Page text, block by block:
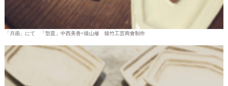
「月函」にて 「型皿」中西美香×猿山修 猿竹工芸商會制作